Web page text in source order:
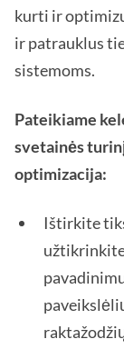
kurti ir
ir patrauklus
sistemoms.
Pateikiame
svetainės
optimizacija:
Ištirkite